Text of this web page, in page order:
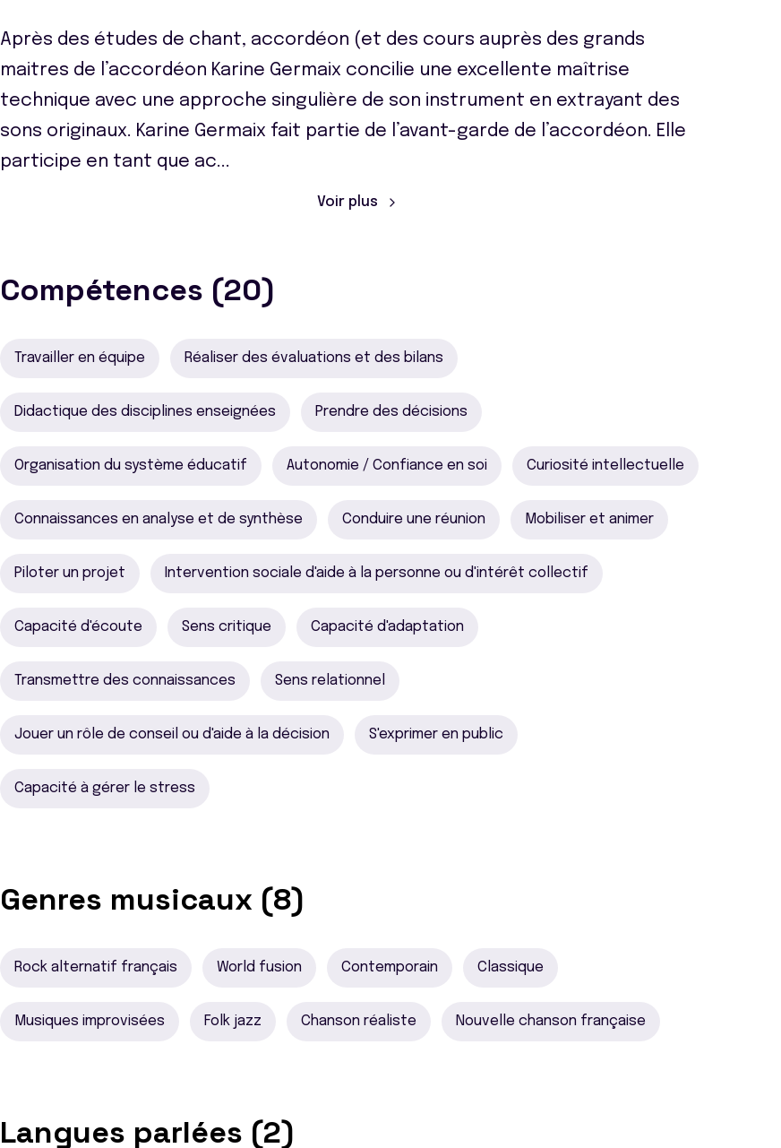
Après des études de chant, accordéon (et des cours auprès des grands
maitres de l’accordéon Karine Germaix concilie une excellente maîtrise
technique avec une approche singulière de son instrument en extrayant des
sons originaux. Karine Germaix fait partie de l’avant-garde de l’accordéon. Elle
participe en tant que ac...
Voir plus
Compétences (20)
Travailler en équipe Réaliser des évaluations et des bilans
Didactique des disciplines enseignées Prendre des décisions
Organisation du système éducatif Autonomie / Confiance en soi Curiosité intellectuelle
Connaissances en analyse et de synthèse Conduire une réunion Mobiliser et animer
Piloter un projet Intervention sociale d'aide à la personne ou d'intérêt collectif
Capacité d'écoute Sens critique Capacité d'adaptation
Transmettre des connaissances Sens relationnel
Jouer un rôle de conseil ou d'aide à la décision S'exprimer en public
Capacité à gérer le stress
Genres musicaux (8)
Rock alternatif français World fusion Contemporain Classique
Musiques improvisées Folk jazz Chanson réaliste Nouvelle chanson française
Langues parlées (2)